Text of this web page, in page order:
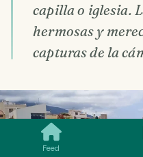
Feed
capilla o iglesia.
hermosas y
capturas de la
SMILES